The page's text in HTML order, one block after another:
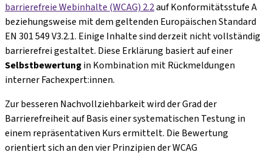
barrierefreie Webinhalte (WCAG) 2.2auf Konformitätsstufe A
beziehungsweise mit dem geltenden Europäischen Standard
EN 301 549 V3.2.1. Einige Inhalte sind derzeit nicht vollständig
barrierefrei gestaltet. Diese Erklärung basiert auf einer
Selbstbewertungin Kombination mit Rückmeldungen
interner Fachexpert:innen.
Zur besseren Nachvollziehbarkeit wird der Grad der
Barrierefreiheit auf Basis einer systematischen Testung in
einem repräsentativen Kurs ermittelt. Die Bewertung
orientiert sich an den vier Prinzipien der WCAG